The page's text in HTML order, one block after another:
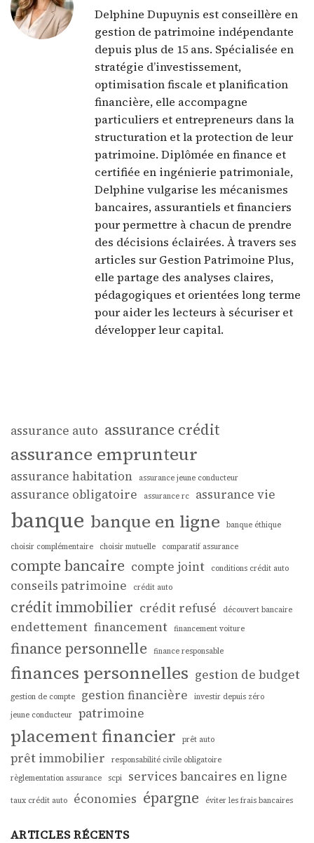
Delphine Dupuynis est conseillère en
gestion de patrimoine indépendante
depuis plus de 15 ans. Spécialisée en
stratégie d’investissement,
optimisation fiscale et planification
financière, elle accompagne
particuliers et entrepreneurs dans la
structuration et la protection de leur
patrimoine. Diplômée en finance et
certifiée en ingénierie patrimoniale,
Delphine vulgarise les mécanismes
bancaires, assurantiels et financiers
pour permettre à chacun de prendre
des décisions éclairées. À travers ses
articles sur Gestion Patrimoine Plus,
elle partage des analyses claires,
pédagogiques et orientées long terme
pour aider les lecteurs à sécuriser et
développer leur capital.
assurance auto assurance crédit
assurance emprunteur
assurance habitation assurance jeune conducteur
assurance obligatoire assurance rc assurance vie
banque banque en ligne banque éthique
choisir complémentaire choisir mutuelle comparatif assurance
compte bancaire compte joint conditions crédit auto
conseils patrimoine crédit auto
crédit immobilier crédit refusé découvert bancaire
endettement financement financement voiture
finance personnelle finance responsable
finances personnelles gestion de budget
gestion de compte gestion financière
investir depuis zéro
jeune conducteur patrimoine
placement financier prêt auto
prêt immobilier
responsabilité civile obligatoire
règlementation assurance
scpi services bancaires en ligne
taux crédit auto économies épargne éviter les frais bancaires
ARTICLES RÉCENTS